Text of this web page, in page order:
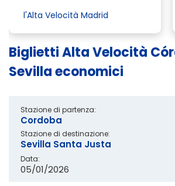
l'Alta Velocità Madrid
Biglietti Alta Velocità
Sevilla economici
Stazione di partenza:
Cordoba
Stazione di destinazione:
Sevilla Santa Justa
Data:
05/01/2026